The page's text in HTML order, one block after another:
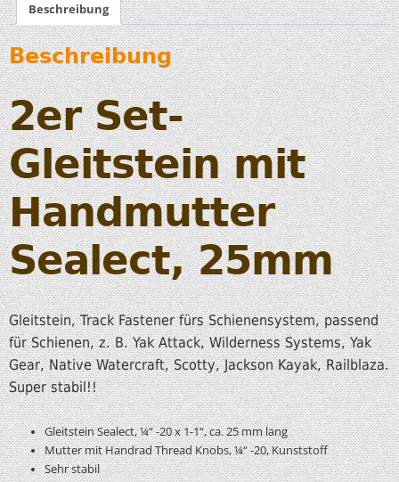
Beschreibung
Beschreibung
2er Set-
Gleitstein mit
Handmutter
Sealect, 25mm
Gleitstein, Track Fastener fürs Schienensystem, passend
für Schienen, z. B. Yak Attack, Wilderness Systems, Yak
Gear, Native Watercraft, Scotty, Jackson Kayak, Railblaza.
Super stabil!!
Gleitstein Sealect, ¼“ -20 x 1-1“, ca. 25 mm lang
Mutter mit Handrad Thread Knobs, ¼“ -20, Kunststoff
Sehr stabil